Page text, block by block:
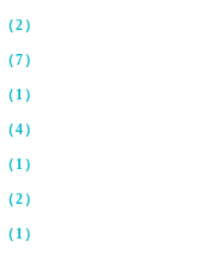
2）
7）
1）
4）
1）
2）
1）